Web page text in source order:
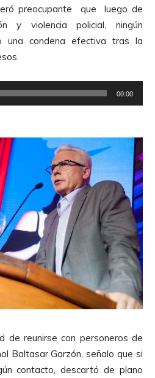
preocupante que luego de
y violencia policial, ningún
una condena efectiva tras la
00:00
de reunirse con personeros de
Baltasar Garzón, señalo que si
contacto, descartó de plano